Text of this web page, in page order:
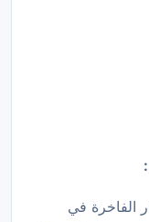
الفاخرة في